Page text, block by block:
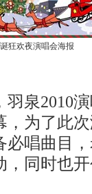
狂欢夜演唱会海报
泉2010演
为了此
唱曲目
同时也